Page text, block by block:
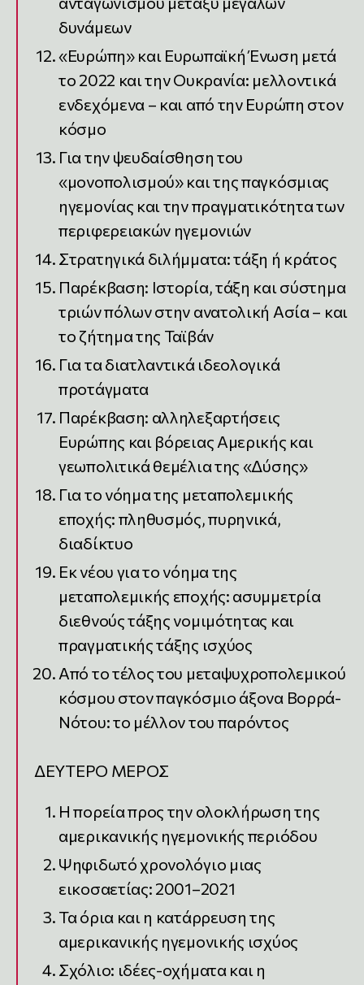
δυνάμεων
«Ευρώπη» και Ευρωπαϊκή Ένωση μετά
το 2022 και την Ουκρανία: μελλοντικά
ενδεχόμενα – και από την Ευρώπη στον
κόσμο
Για την ψευδαίσθηση του
«μονοπολισμού» και της παγκόσμιας
ηγεμονίας και την πραγματικότητα των
περιφερειακών ηγεμονιών
Στρατηγικά διλήμματα: τάξη ή κράτος
Παρέκβαση: Ιστορία, τάξη και σύστημα
τριών πόλων στην ανατολική Ασία – και
το ζήτημα της Ταϊβάν
Για τα διατλαντικά ιδεολογικά
προτάγματα
Παρέκβαση: αλληλεξαρτήσεις
Ευρώπης και βόρειας Αμερικής και
γεωπολιτικά θεμέλια της «Δύσης»
Για το νόημα της μεταπολεμικής
εποχής: πληθυσμός, πυρηνικά,
διαδίκτυο
Εκ νέου για το νόημα της
μεταπολεμικής εποχής: ασυμμετρία
διεθνούς τάξης νομιμότητας και
πραγματικής τάξης ισχύος
Από το τέλος του μεταψυχροπολεμικού
κόσμου στον παγκόσμιο άξονα Βορρά-
Νότου: το μέλλον του παρόντος
ΔΕΥΤΕΡΟ ΜΕΡΟΣ
Η πορεία προς την ολοκλήρωση της
αμερικανικής ηγεμονικής περιόδου
Ψηφιδωτό χρονολόγιο μιας
εικοσαετίας: 2001–2021
Τα όρια και η κατάρρευση της
αμερικανικής ηγεμονικής ισχύος
Σχόλιο: ιδέες-οχήματα και η